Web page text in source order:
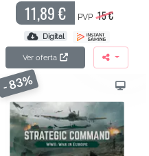
11,89 € PVP 15 €
Digital
Ver oferta
- 83%